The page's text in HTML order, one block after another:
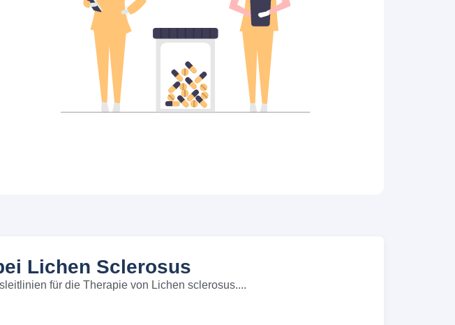
Lichen Sclerosus
für die Therapie von Lichen sclerosus....